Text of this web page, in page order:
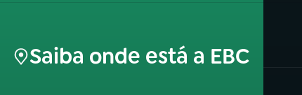
Saiba onde está a EBC